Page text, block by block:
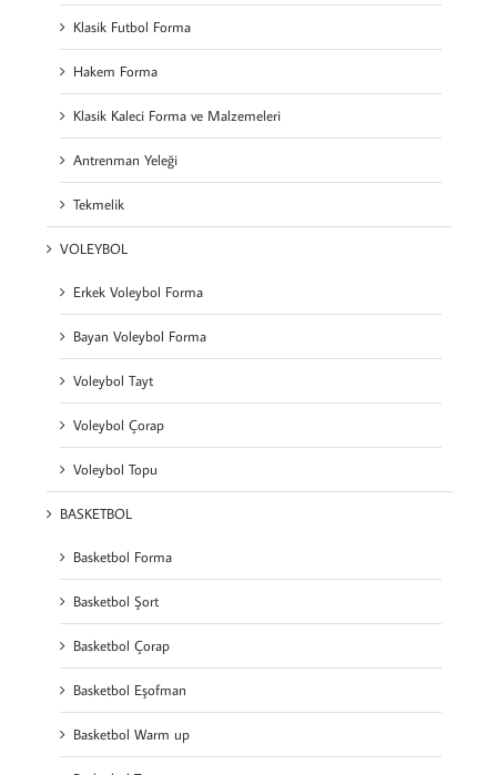
Klasik Futbol Forma
Hakem Forma
Klasik Kaleci Forma ve Malzemeleri
Antrenman Yeleği
Tekmelik
VOLEYBOL
Erkek Voleybol Forma
Bayan Voleybol Forma
Voleybol Tayt
Voleybol Çorap
Voleybol Topu
BASKETBOL
Basketbol Forma
Basketbol Şort
Basketbol Çorap
Basketbol Eşofman
Basketbol Warm up